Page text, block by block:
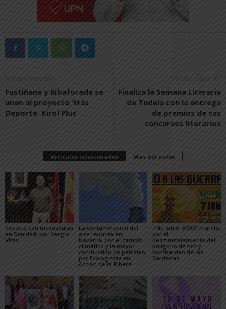
Artículo anterior
Fustiñana y Ribaforada se
unen al proyecto ‘Más
Deporte. Kirol Plus’
Artículo siguiente
Finaliza la Semana Literaria
de Tudela con la entrega
de premios de sus
concursos literarios
Artículos relacionados Más del autor
Recorte con mayúsculas
en Sanidad, por Sergio
Vitas
La contaminación del
aire repunta en
Navarra, por el cambio
climático y la mayor
combustión de petróleo,
por Ecologistas en
Acción de la Ribera
7 de junio. XXXVI marcha
por el
desmantelamiento del
polígono de tiro y
bombardeo de las
Bardenas